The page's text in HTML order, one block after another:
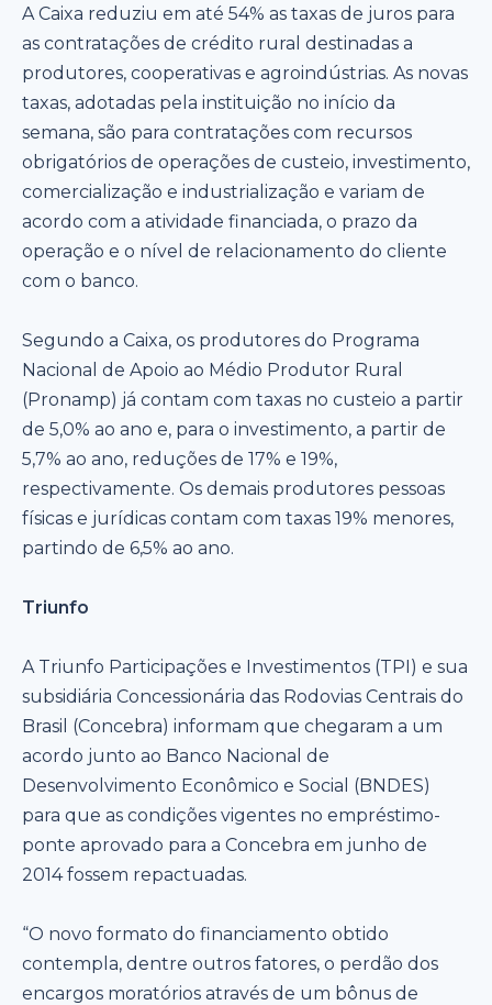
A Caixa reduziu em até 54% as taxas de juros para
as contratações de crédito rural destinadas a
produtores, cooperativas e agroindústrias. As novas
taxas, adotadas pela instituição no início da
semana, são para contratações com recursos
obrigatórios de operações de custeio, investimento,
comercialização e industrialização e variam de
acordo com a atividade financiada, o prazo da
operação e o nível de relacionamento do cliente
com o banco.
Segundo a Caixa, os produtores do Programa
Nacional de Apoio ao Médio Produtor Rural
(Pronamp) já contam com taxas no custeio a partir
de 5,0% ao ano e, para o investimento, a partir de
5,7% ao ano, reduções de 17% e 19%,
respectivamente. Os demais produtores pessoas
físicas e jurídicas contam com taxas 19% menores,
partindo de 6,5% ao ano.
Triunfo
A Triunfo Participações e Investimentos (TPI) e sua
subsidiária Concessionária das Rodovias Centrais do
Brasil (Concebra) informam que chegaram a um
acordo junto ao Banco Nacional de
Desenvolvimento Econômico e Social (BNDES)
para que as condições vigentes no empréstimo-
ponte aprovado para a Concebra em junho de
2014 fossem repactuadas.
“O novo formato do financiamento obtido
contempla, dentre outros fatores, o perdão dos
encargos moratórios através de um bônus de